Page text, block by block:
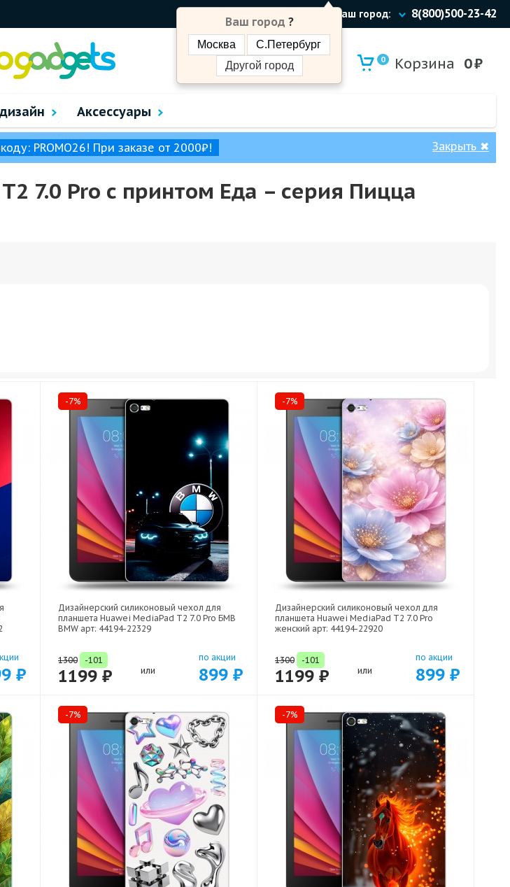
Ваш город:
Ваш город ?
Москва
С.Петербург
Другой город
8(800)500-23-42
0 Корзина 0₽
Аксессуары
PROMO26! При заказе от 2000₽! Закрыть ✖
7.0 Pro с принтом Еда – cерия Пицца
₽
-7%
Дизайнерский силиконовый чехол для
планшета Huawei MediaPad T2 7.0 Pro БМВ
BMW арт: 44194-22329
1300 -101
1199 ₽ или
по акции
899 ₽
-7%
Дизайнерский силиконовый чехол для
планшета Huawei MediaPad T2 7.0 Pro
женский арт: 44194-22920
1300 -101
1199 ₽ или
по акции
899 ₽
-7% -7%